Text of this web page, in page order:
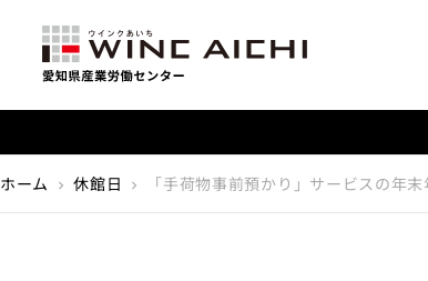
ホーム chevron_right 休館日 chevron_right 「手荷物事前預かり」サービスの年